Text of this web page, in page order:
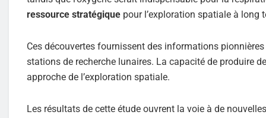
ressource stratégique pour l’exploration spatiale à long
Ces découvertes fournissent des informations
stations de recherche lunaires. La capacité de produire
approche de l’exploration spatiale.
Les résultats de cette étude ouvrent la voie à de